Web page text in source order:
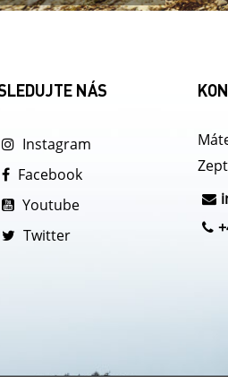
NÁS
Instagram
Facebook
Youtube
Twitter